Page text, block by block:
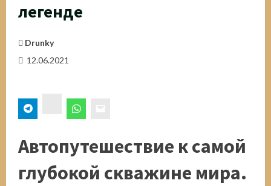
легенде
Drunky
12.06.2021
Автопутешествие к самой
глубокой скважине мира.